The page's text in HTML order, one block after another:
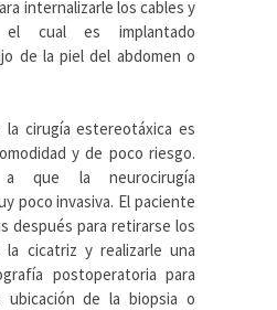
internalizarle los cables y
el cual es implantado
de la piel del abdomen o
la cirugía estereotáxica es
y de poco riesgo.
que la neurocirugía
poco invasiva. El paciente
después para retirarse los
la cicatriz y realizarle una
postoperatoria para
ubicación de la biopsia o